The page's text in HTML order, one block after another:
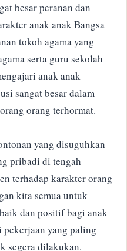
besar peranan dan
anak anak Bangsa
tokoh agama yang
serta guru sekolah
anak anak
sangat besar dalam
orang terhormat.
yang disuguhkan
pribadi di tengah
terhadap karakter orang
kita semua untuk
dan positif bagi anak
pekerjaan yang paling
segera dilakukan.